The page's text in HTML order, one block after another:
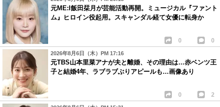
元ME:I飯田栞月が芸能活動再開。ミュージカル『ファント
ム』ヒロイン役起用。スキャンダル経て女優に転身か
0 0
2026年8月6日（木）PM 17:16
元TBS山本里菜アナが夫と離婚、その理由は…赤ベンツ王
子と結婚4年、ラブラブぶりアピールも…画像あり
0 2